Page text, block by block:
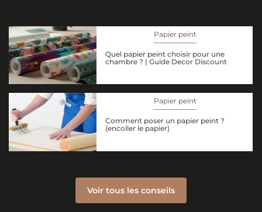
Papier peint
Quel papier peint choisir pour une
chambre ? | Guide Decor Discount
Papier peint
Comment poser un papier peint ?
(encoller le papier)
Voir tous les conseils